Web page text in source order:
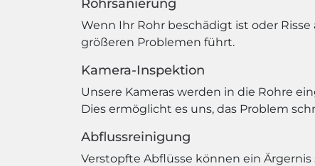
Rohrsanierung
Wenn Ihr Rohr beschädigt ist oder
größeren Problemen führt.
Kamera-Inspektion
Unsere Kameras werden in die Rohre
Dies ermöglicht es uns, das Problem
Abflussreinigung
Verstopfte Abflüsse können ein